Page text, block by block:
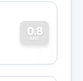
0.8
MW
0